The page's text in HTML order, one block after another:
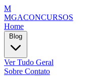
M
MGACONCURSOS
Home
Ver Tudo Geral
Sobre Contato